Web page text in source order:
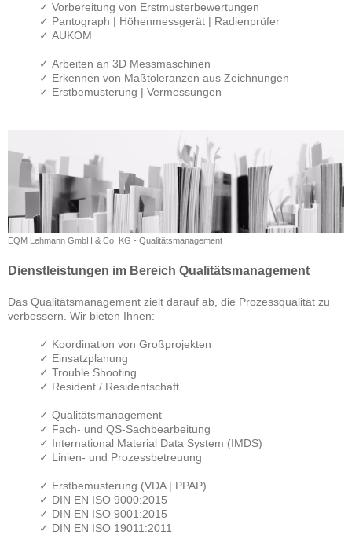
✓ Vorbereitung von Erstmusterbewertungen
✓ Pantograph | Höhenmessgerät | Radienprüfer
✓ AUKOM
✓ Arbeiten an 3D Messmaschinen
✓ Erkennen von Maßtoleranzen aus Zeichnungen
✓ Erstbemusterung | Vermessungen
EQM Lehmann GmbH & Co. KG - Qualitätsmanagement
Dienstleistungen im Bereich Qualitätsmanagement
Das Qualitätsmanagement zielt darauf ab, die Prozessqualität zu
verbessern. Wir bieten Ihnen:
✓ Koordination von Großprojekten
✓ Einsatzplanung
✓ Trouble Shooting
✓ Resident / Residentschaft
✓ Qualitätsmanagement
✓ Fach- und QS-Sachbearbeitung
✓ International Material Data System (IMDS)
✓ Linien- und Prozessbetreuung
✓ Erstbemusterung (VDA | PPAP)
✓ DIN EN ISO 9000:2015
✓ DIN EN ISO 9001:2015
✓ DIN EN ISO 19011:2011